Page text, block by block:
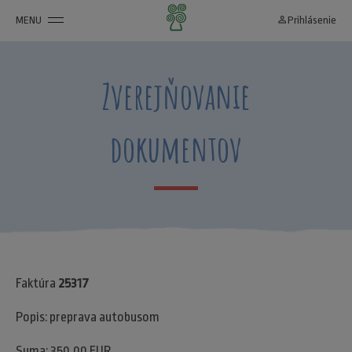
MENU person_outline Prihlásenie
Zverejňovanie
dokumentov
Faktúra 25317
Popis: preprava autobusom